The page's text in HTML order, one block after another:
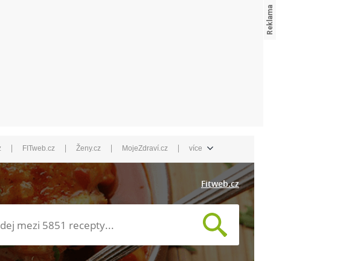
| FITweb.cz | Ženy.cz | MojeZdraví.cz | více
Fitweb.cz